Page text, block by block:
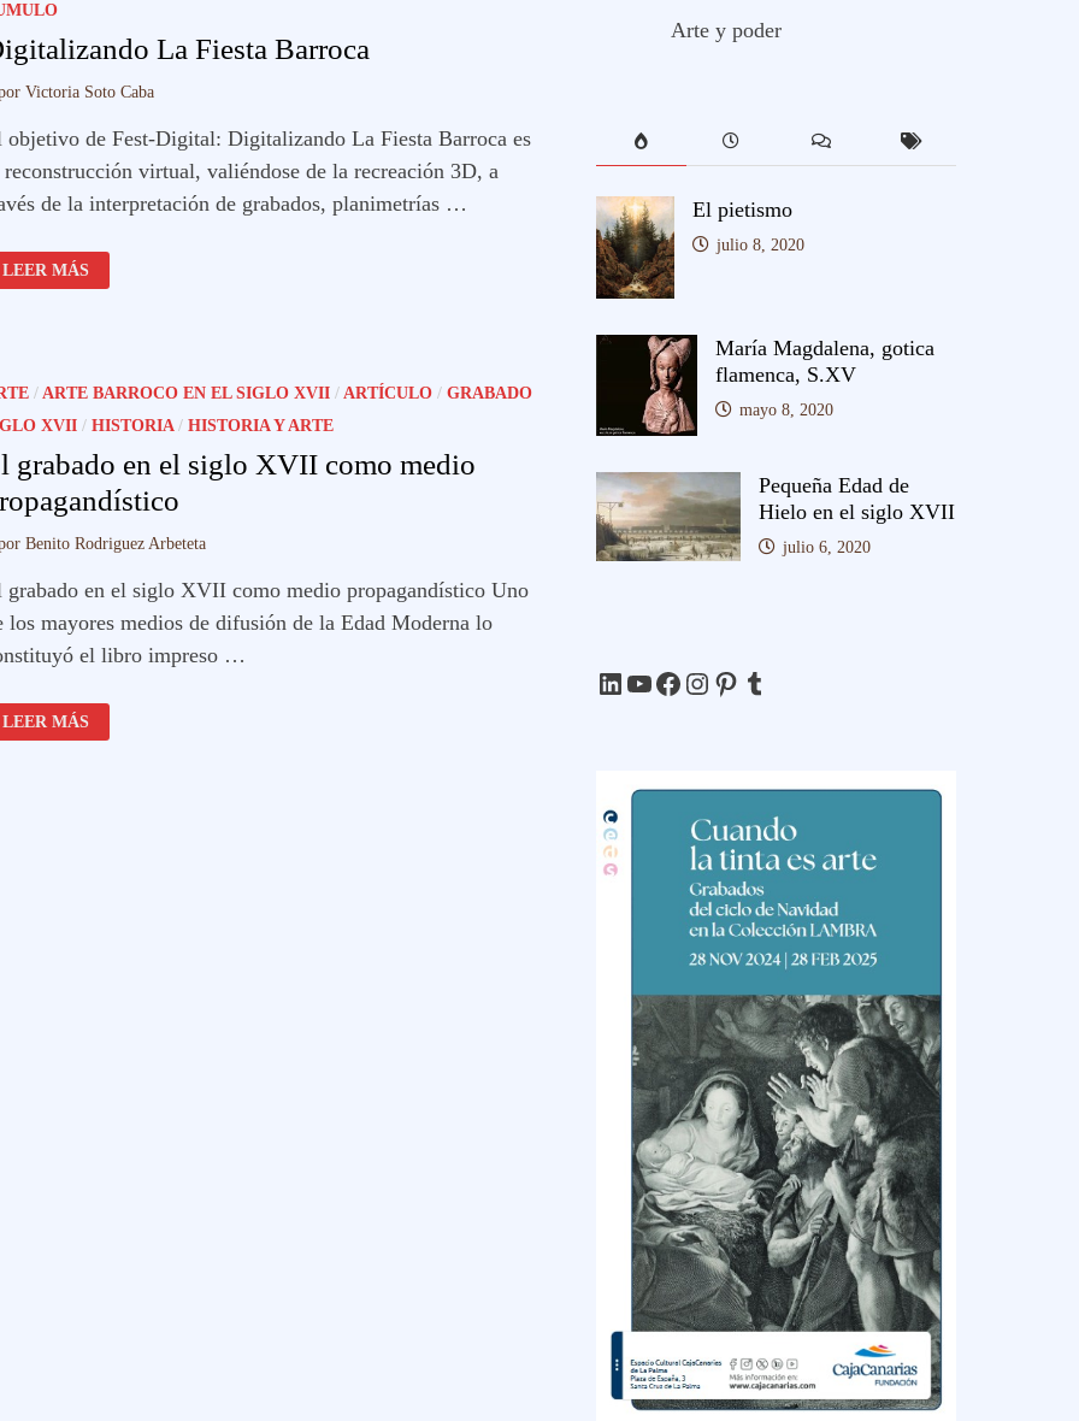
La Fiesta Barroca
Victoria Soto Caba
objetivo de Fest-Digital: Digitalizando La Fiesta Barroca es
virtual, valiéndose de la recreación 3D, a
de la interpretación de grabados, planimetrías …
DIGITALIZANDO
LA
FIESTA
LEER MÁS
/ ARTE BARROCO EN EL SIGLO XVII/ ARTÍCULO/ GRABADO
XVII/ HISTORIA/ HISTORIA Y ARTE
grabado en el siglo XVII como medio
Benito Rodriguez Arbeteta
grabado en el siglo XVII como medio propagandístico Uno
los mayores medios de difusión de la Edad Moderna lo
el libro impreso …
EL
GRABADO
EN
LEER MÁS
Arte y poder
El pietismo
julio 8, 2020
María Magdalena, gotica
flamenca, S.XV
mayo 8, 2020
Pequeña Edad de
Hielo en el siglo XVII
julio 6, 2020
LinkedIn
YouTube
Facebook
Instagram
Pinterest
Tumblr